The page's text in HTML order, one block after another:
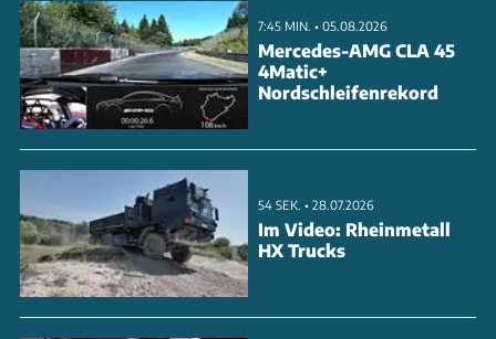
Technisch basiert der Elektro-Octavia auf dem MEB-
Baukasten und orientiert sich am VW ID.3. Die
Antriebspalette dürfte Elektromotoren mit 125 bis
170 kW (170-231 PS) umfassen. Als Reichweite sind
dank Akkus zwischen 52 und 77 kWh netto bis zu 553
Kilometer realistisch.
ANZEIGE
7:45 MIN. • 05.08.2026
Mercedes-AMG CLA 45
4Matic+
Nordschleifenrekord
54 SEK. • 28.07.2026
Im Video: Rheinmetall
HX Trucks